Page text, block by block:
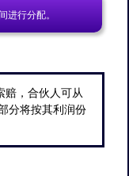
进行分配。
赔，合伙人可从
分将按其利润份